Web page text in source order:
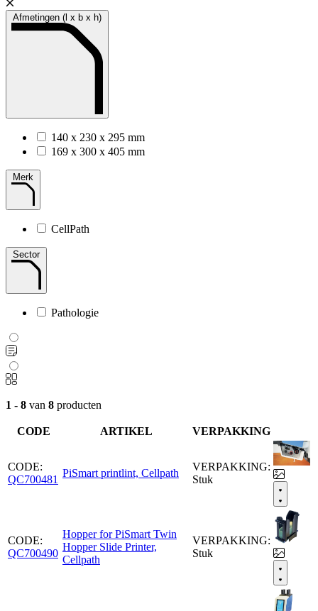
Afmetingen (l x b x h)
140 x 230 x 295 mm
169 x 300 x 405 mm
Merk
CellPath
Sector
Pathologie
1 - 8 van 8 producten
CODE ARTIKEL VERPAKKING
CODE:
QC700481
PiSmart printlint, Cellpath
VERPAKKING:
Stuk
CODE:
QC700490
Hopper for PiSmart Twin
Hopper Slide Printer,
Cellpath
VERPAKKING:
Stuk